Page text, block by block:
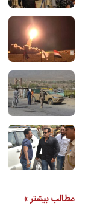
مطالب بیشتر »